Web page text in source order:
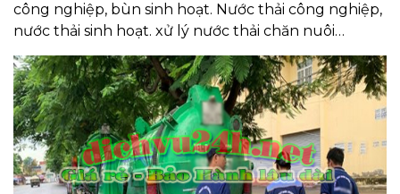
công nghiệp, bùn sinh hoạt. Nước thải công nghiệp,
nước thải sinh hoạt. xử lý nước thải chăn nuôi…